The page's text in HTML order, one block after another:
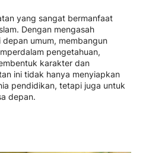
yang sangat bermanfaat
Dengan mengasah
umum, membangun
pengetahuan,
karakter dan
ini tidak hanya menyiapkan
pendidikan, tetapi juga untuk
depan.